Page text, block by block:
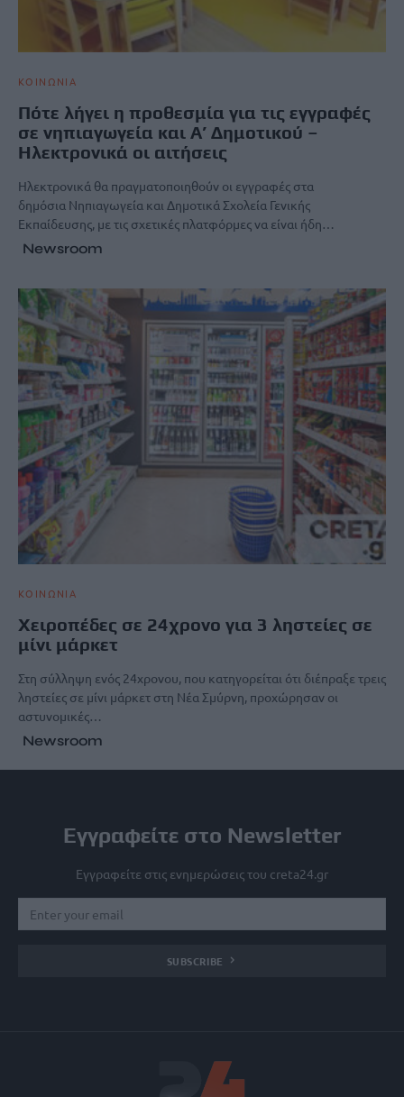
ΚΟΙΝΩΝΙΑ
Πότε λήγει η προθεσμία για τις εγγραφές
σε νηπιαγωγεία και Α’ Δημοτικού –
Ηλεκτρονικά οι αιτήσεις
Ηλεκτρονικά θα πραγματοποιηθούν οι εγγραφές στα
δημόσια Νηπιαγωγεία και Δημοτικά Σχολεία Γενικής
Εκπαίδευσης, με τις σχετικές πλατφόρμες να είναι ήδη…
Newsroom
ΚΟΙΝΩΝΙΑ
Χειροπέδες σε 24χρονο για 3 ληστείες σε
μίνι μάρκετ
Στη σύλληψη ενός 24χρονου, που κατηγορείται ότι διέπραξε τρεις
ληστείες σε μίνι μάρκετ στη Νέα Σμύρνη, προχώρησαν οι
αστυνομικές…
Newsroom
Εγγραφείτε στο Newsletter
Εγγραφείτε στις ενημερώσεις του creta24.gr
SUBSCRIBE